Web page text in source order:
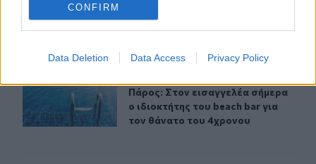
CONFIRM
Data Deletion Data Access Privacy Policy
πυρκαγιά στα Πυργαδίκια
Πάρος: Στον εισαγγελέα σήμερα ο ιδιοκτήτης του
Πάρος: Στον εισαγγελέα σήμερα ο
Πάρος: Στον εισαγγελέα σήμερα
ο ιδιοκτήτης του beach bar για
τον θάνατο του 4χρονου